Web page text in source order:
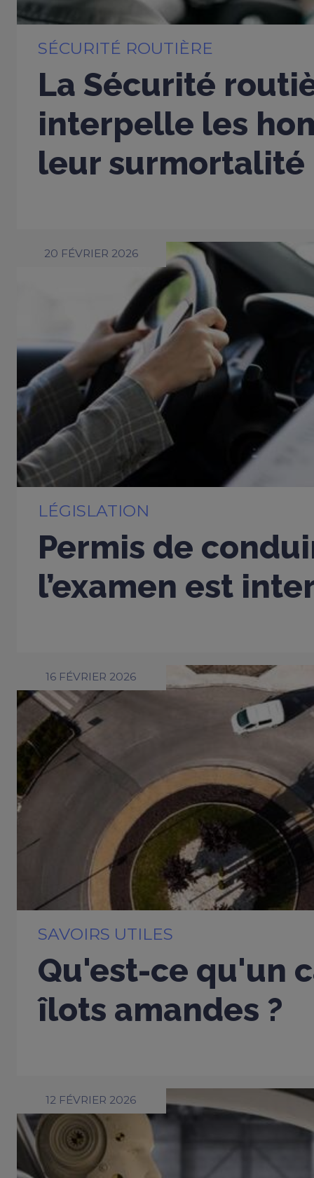
SÉCURITÉ ROUTIÈRE
La Sécurité
interpelle les
leur
20 FÉVRIER 2026
LÉGISLATION
Permis de
l’examen est
16 FÉVRIER 2026
SAVOIRS UTILES
Qu'est-ce qu'un
îlots amandes ?
12 FÉVRIER 2026